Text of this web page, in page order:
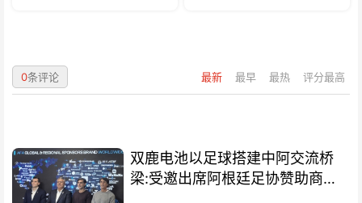
最新 最早 最热 评分最高
0条评论
双鹿电池以足球搭建中阿交流桥
梁:受邀出席阿根廷足协赞助商招